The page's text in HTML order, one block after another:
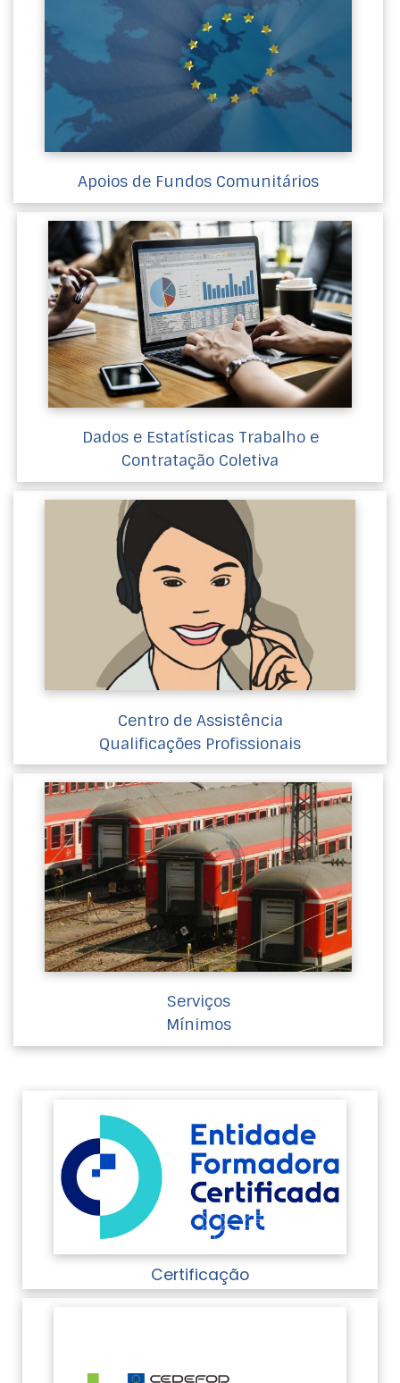
Apoios de Fundos Comunitários
Dados e Estatísticas Trabalho e
Contratação Coletiva
Centro de Assistência
Qualificações Profissionais
Serviços
Mínimos
Certificação